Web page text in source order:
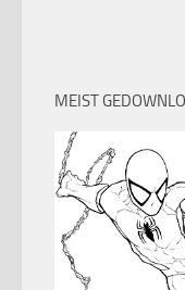
MEIST